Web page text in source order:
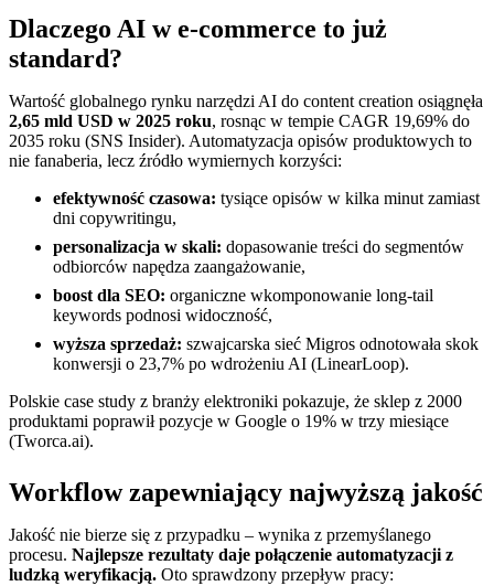
Dlaczego AI w e-commerce to już
standard?
Wartość globalnego rynku narzędzi AI do content creation osiągnęła
2,65 mld USD w 2025 roku, rosnąc w tempie CAGR 19,69% do
2035 roku (SNS Insider). Automatyzacja opisów produktowych to
nie fanaberia, lecz źródło wymiernych korzyści:
efektywność czasowa: tysiące opisów w kilka minut zamiast
dni copywritingu,
personalizacja w skali: dopasowanie treści do segmentów
odbiorców napędza zaangażowanie,
boost dla SEO: organiczne wkomponowanie long-tail
keywords podnosi widoczność,
wyższa sprzedaż: szwajcarska sieć Migros odnotowała skok
konwersji o 23,7% po wdrożeniu AI (LinearLoop).
Polskie case study z branży elektroniki pokazuje, że sklep z 2000
produktami poprawił pozycje w Google o 19% w trzy miesiące
(Tworca.ai).
Workflow zapewniający najwyższą jakość
Jakość nie bierze się z przypadku – wynika z przemyślanego
procesu. Najlepsze rezultaty daje połączenie automatyzacji z
ludzką weryfikacją. Oto sprawdzony przepływ pracy: